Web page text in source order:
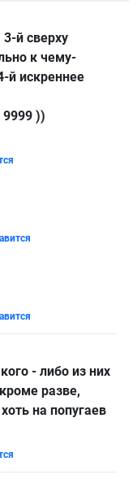
й сверху
к чему-
й искреннее
))
- либо из них
разве,
на попугаев